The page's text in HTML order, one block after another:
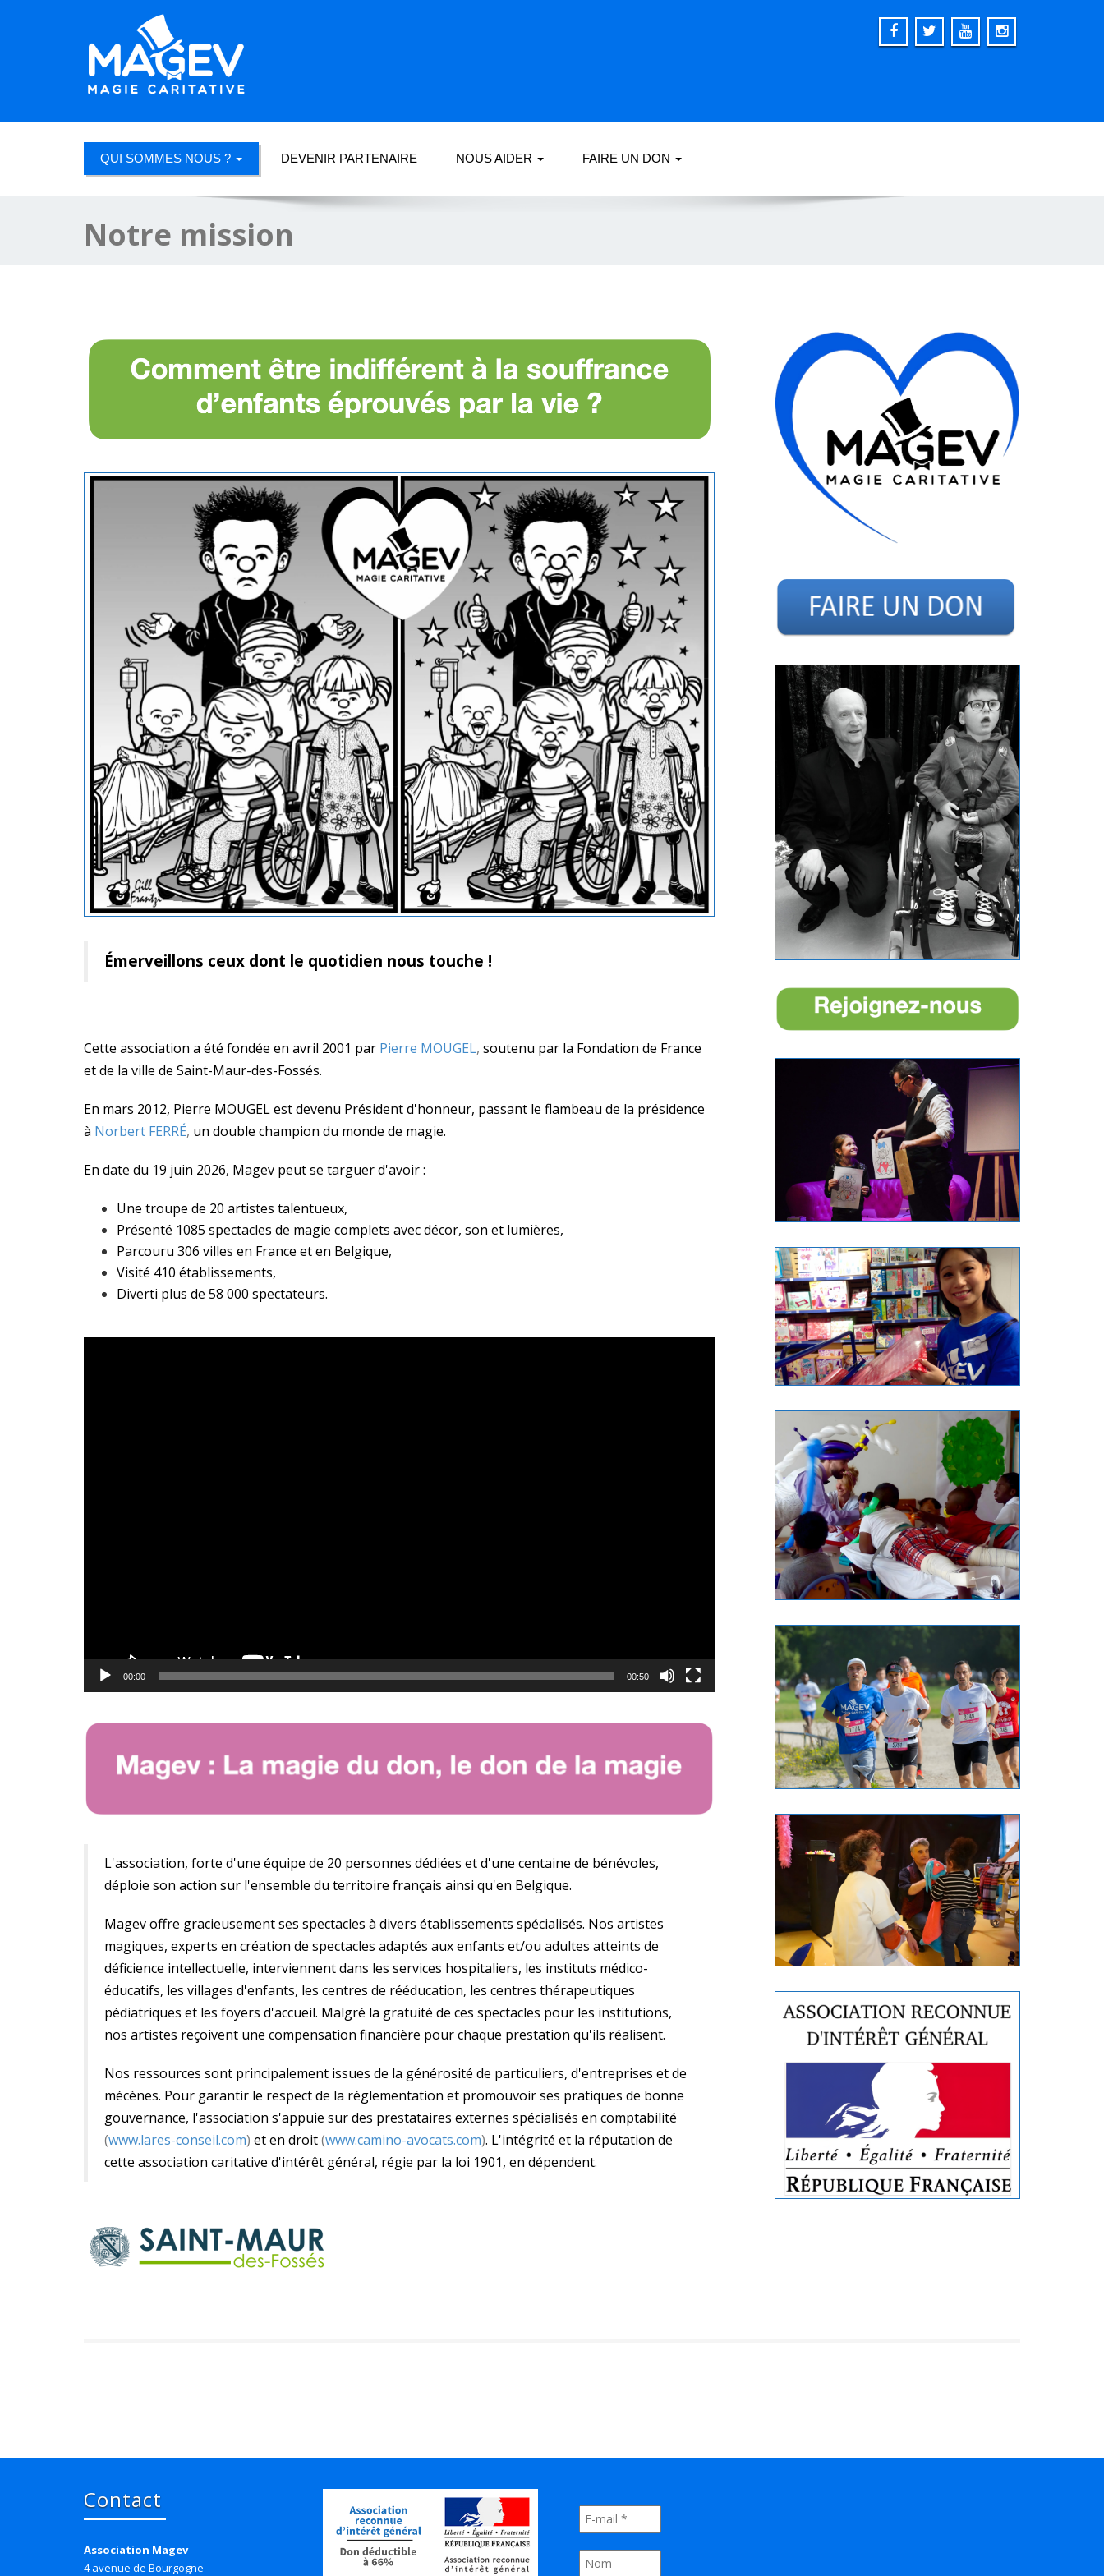
QUI SOMMES NOUS ? DEVENIR PARTENAIRE NOUS AIDER FAIRE UN DON
Notre mission
Émerveillons ceux dont le quotidien nous touche !
Cette association a été fondée en avril 2001 par Pierre MOUGEL, soutenu par la Fondation de France
et de la ville de Saint-Maur-des-Fossés.
En mars 2012, Pierre MOUGEL est devenu Président d'honneur, passant le flambeau de la présidence
à Norbert FERRÉ, un double champion du monde de magie.
En date du 19 juin 2026, Magev peut se targuer d'avoir :
Une troupe de 20 artistes talentueux,
Présenté 1085 spectacles de magie complets avec décor, son et lumières,
Parcouru 306 villes en France et en Belgique,
Visité 410 établissements,
Diverti plus de 58 000 spectateurs.
00:00 00:50
L'association, forte d'une équipe de 20 personnes dédiées et d'une centaine de bénévoles,
déploie son action sur l'ensemble du territoire français ainsi qu'en Belgique.
Magev offre gracieusement ses spectacles à divers établissements spécialisés. Nos artistes
magiques, experts en création de spectacles adaptés aux enfants et/ou adultes atteints de
déficience intellectuelle, interviennent dans les services hospitaliers, les instituts médico-
éducatifs, les villages d'enfants, les centres de rééducation, les centres thérapeutiques
pédiatriques et les foyers d'accueil. Malgré la gratuité de ces spectacles pour les institutions,
nos artistes reçoivent une compensation financière pour chaque prestation qu'ils réalisent.
Nos ressources sont principalement issues de la générosité de particuliers, d'entreprises et de
mécènes. Pour garantir le respect de la réglementation et promouvoir ses pratiques de bonne
gouvernance, l'association s'appuie sur des prestataires externes spécialisés en comptabilité
(www.lares-conseil.com) et en droit(www.camino-avocats.com). L'intégrité et la réputation de
cette association caritative d'intérêt général, régie par la loi 1901, en dépendent.
Contact
Association Magev
4 avenue de Bourgogne